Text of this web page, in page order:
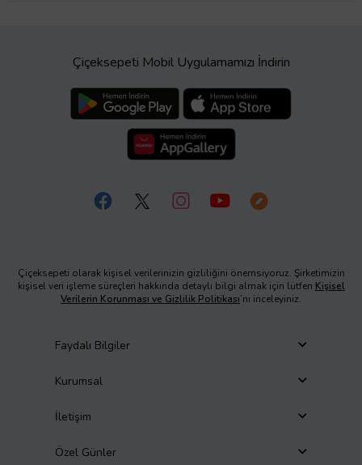
Çiçeksepeti Mobil Uygulamamızı İndirin
Çiçeksepeti olarak kişisel verilerinizin gizliliğini önemsiyoruz. Şirketimizin
kişisel veri işleme süreçleri hakkında detaylı bilgi almak için lütfen Kişisel
Verilerin Korunması ve Gizlilik Politikası’nı inceleyiniz.
Faydalı Bilgiler
Kurumsal
İletişim
Özel Günler